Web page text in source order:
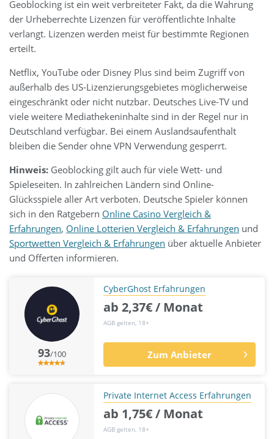
Geoblocking ist ein weit verbreiteter Fakt, da die Wahrung
der Urheberrechte Lizenzen für veröffentlichte Inhalte
verlangt. Lizenzen werden meist für bestimmte Regionen
erteilt.
Netflix, YouTube oder Disney Plus sind beim Zugriff von
außerhalb des US-Lizenzierungsgebietes möglicherweise
eingeschränkt oder nicht nutzbar. Deutsches Live-TV und
viele weitere Mediathekeninhalte sind in der Regel nur in
Deutschland verfügbar. Bei einem Auslandsaufenthalt
bleiben die Sender ohne VPN Verwendung gesperrt.
Hinweis: Geoblocking gilt auch für viele Wett- und
Spieleseiten. In zahlreichen Ländern sind Online-
Glücksspiele aller Art verboten. Deutsche Spieler können
sich in den Ratgebern Online Casino Vergleich &
Erfahrungen, Online Lotterien Vergleich & Erfahrungen und
Sportwetten Vergleich & Erfahrungen über aktuelle Anbieter
und Offerten informieren.
93/100
CyberGhost Erfahrungen
ab 2,37€ / Monat
AGB gelten, 18+
Zum Anbieter
Private Internet Access Erfahrungen
ab 1,75€ / Monat
AGB gelten, 18+